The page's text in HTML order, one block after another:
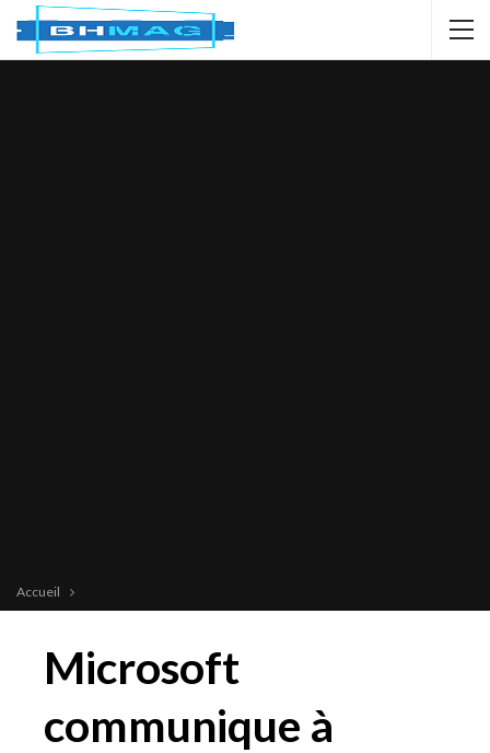
Accueil
Microsoft
communique à